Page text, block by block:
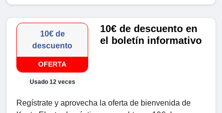
10€ de
descuento
OFERTA
Usado 12 veces
10€ de descuento en
el boletín informativo
Regístrate y aprovecha la oferta de bienvenida de